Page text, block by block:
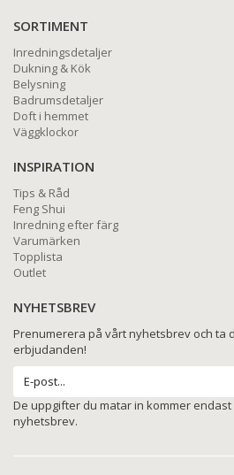
SORTIMENT
Inredningsdetaljer
Dukning & Kök
Belysning
Badrumsdetaljer
Doft i hemmet
Väggklockor
INSPIRATION
Tips & Råd
Feng Shui
Inredning efter färg
Varumärken
Topplista
Outlet
NYHETSBREV
Prenumerera på vårt nyhetsbrev och ta
erbjudanden!
De uppgifter du matar in kommer
nyhetsbrev.